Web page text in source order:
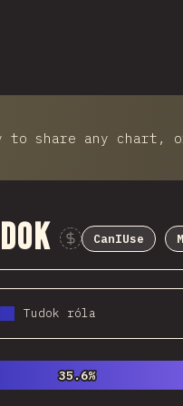
to share any chart,
CanIUse
Tudok róla
35.6%
35.6%